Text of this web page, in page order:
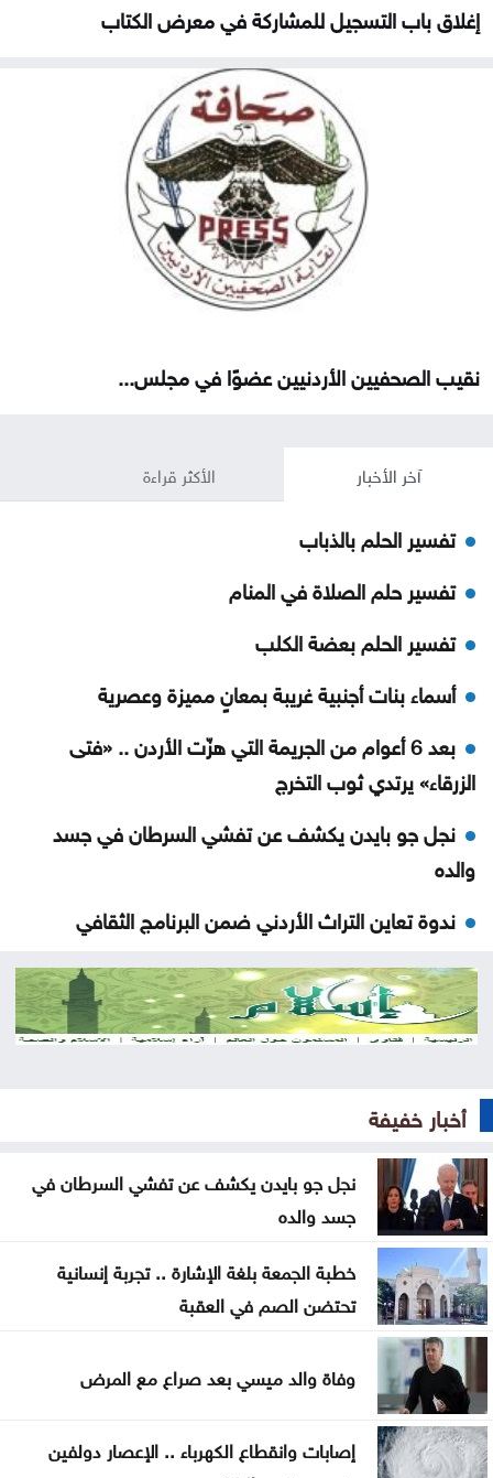
إغلاق باب التسجيل للمشاركة في معرض الكتاب
نقيب الصحفيين الأردنيين عضوًا في مجلس...
آخر الأخبار الأكثر قراءة
تفسير الحلم بالذباب
تفسير حلم الصلاة في المنام
تفسير الحلم بعضة الكلب
أسماء بنات أجنبية غريبة بمعانٍ مميزة وعصرية
بعد 6 أعوام من الجريمة التي هزّت الأردن .. «فتى
الزرقاء» يرتدي ثوب التخرج
نجل جو بايدن يكشف عن تفشي السرطان في جسد
والده
ندوة تعاين التراث الأردني ضمن البرنامج الثقافي
مستوطنون يهاجمون مسجدا بالضفة والجيش يعتقل 7
فلسطينيين
سيدات الجزائر يحققن إنجازا تاريخيا ببلوغ نصف نهائي
أمم إفريقيا
شقة مهجورة في الرصيفة تثير شكاوى السكان ..
تفاصيل
السعودية واليمن وقطر ترحب ببيان مجلس الأمن إزاء
هجمات الحوثيين
المنتخب الوطني ت 20 يتغلب على نظيره الكويتي وديا
الصفدي والزياني يبحثان تطورات الأوضاع الإقليمية
أخبار خفيفة
نجل جو بايدن يكشف عن تفشي السرطان في
جسد والده
خطبة الجمعة بلغة الإشارة .. تجربة إنسانية
تحتضن الصم في العقبة
وفاة والد ميسي بعد صراع مع المرض
إصابات وانقطاع الكهرباء .. الإعصار دولفين